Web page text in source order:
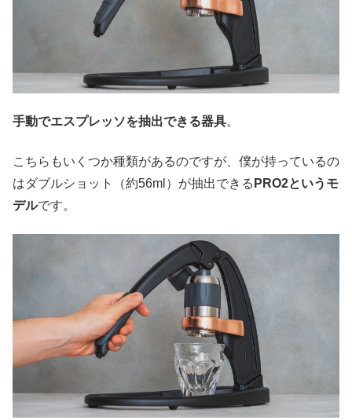
手動でエスプレッソを抽出できる器具。
こちらもいくつか種類があるのですが、僕が持っているの
はダブルショット（約56ml）が抽出できる PRO2というモ
デルです。